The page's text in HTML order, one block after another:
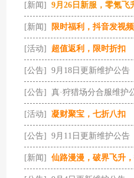
[新闻] 9月26日新服，零氪飞
[新闻] 限时福利，抖音发视
[活动] 超值返利，限时折扣
[公告] 9月18日更新维护公告
[公告] 真·狩猎场分合服维护
[活动] 凝财聚宝，七折八扣
[公告] 9月11日更新维护公告
[新闻] 仙路漫漫，破界飞升